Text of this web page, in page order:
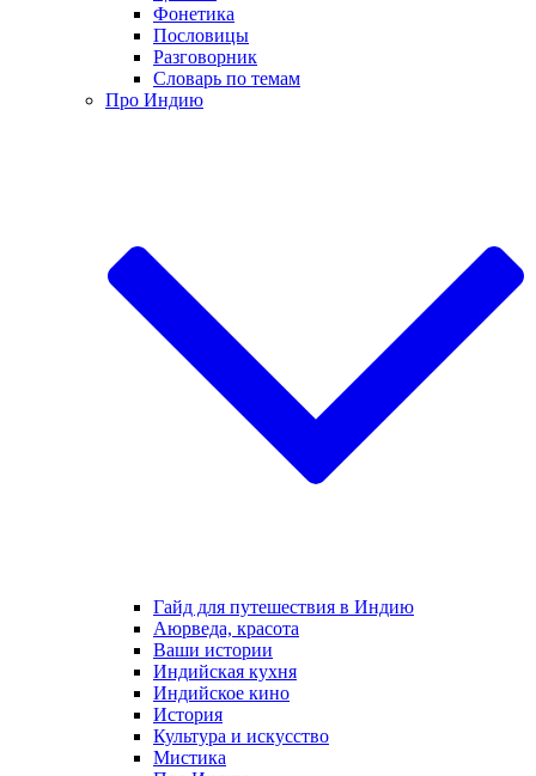
Фонетика
Пословицы
Разговорник
Словарь по темам
Про Индию
Гайд для путешествия в Индию
Аюрведа, красота
Ваши истории
Индийская кухня
Индийское кино
История
Культура и искусство
Мистика